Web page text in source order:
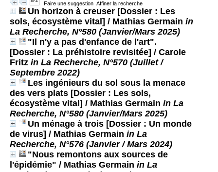
Faire une suggestion Affiner la recherche
Un horizon à creuser [Dossier : Les
sols, écosystème vital] / Mathias Germain in
La Recherche, N°580 (Janvier/Mars 2025)
"Il n'y a pas d'enfance de l'art".
[Dossier : La préhistoire revisitée] / Carole
Fritz in La Recherche, N°570 (Juillet /
Septembre 2022)
Les ingénieurs du sol sous la menace
des vers plats [Dossier : Les sols,
écosystème vital] / Mathias Germain in La
Recherche, N°580 (Janvier/Mars 2025)
Un ménage à trois [Dossier : Un monde
de virus] / Mathias Germain in La
Recherche, N°576 (Janvier / Mars 2024)
"Nous remontons aux sources de
l'épidémie" / Mathias Germain in La